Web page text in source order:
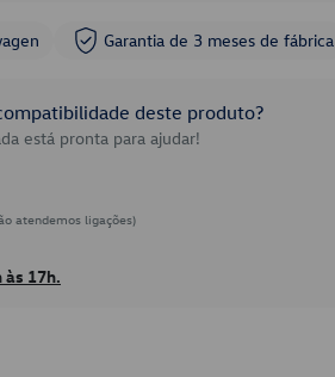
Garantia de 3 meses de fábrica
deste produto?
está pronta para ajudar!
atendemos ligações)
às 17h.